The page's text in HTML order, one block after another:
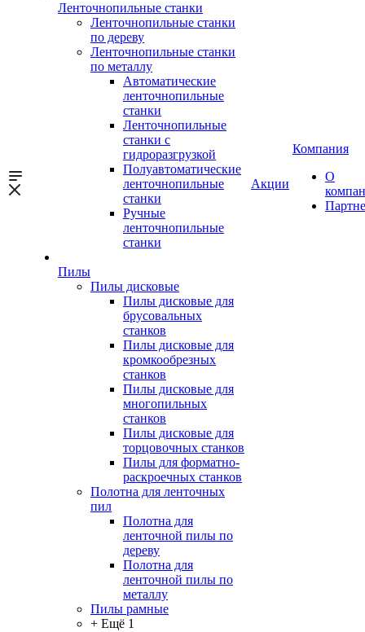
Ленточнопильные станки
Ленточнопильные станки
по дереву
Ленточнопильные станки
по металлу
Автоматические
ленточнопильные
станки
Ленточнопильные
станки с
гидроразгрузкой
Полуавтоматические
ленточнопильные
станки
Ручные
ленточнопильные
станки
Пилы
Пилы дисковые
Пилы дисковые для
брусовальных
станков
Пилы дисковые для
кромкообрезных
станков
Пилы дисковые для
многопильных
станков
Пилы дисковые для
торцовочных станков
Пилы для форматно-
раскроечных станков
Полотна для ленточных
пил
Полотна для
ленточной пилы по
дереву
Полотна для
ленточной пилы по
металлу
Пилы рамные
+ Ещё 1
Акции
Компания
О